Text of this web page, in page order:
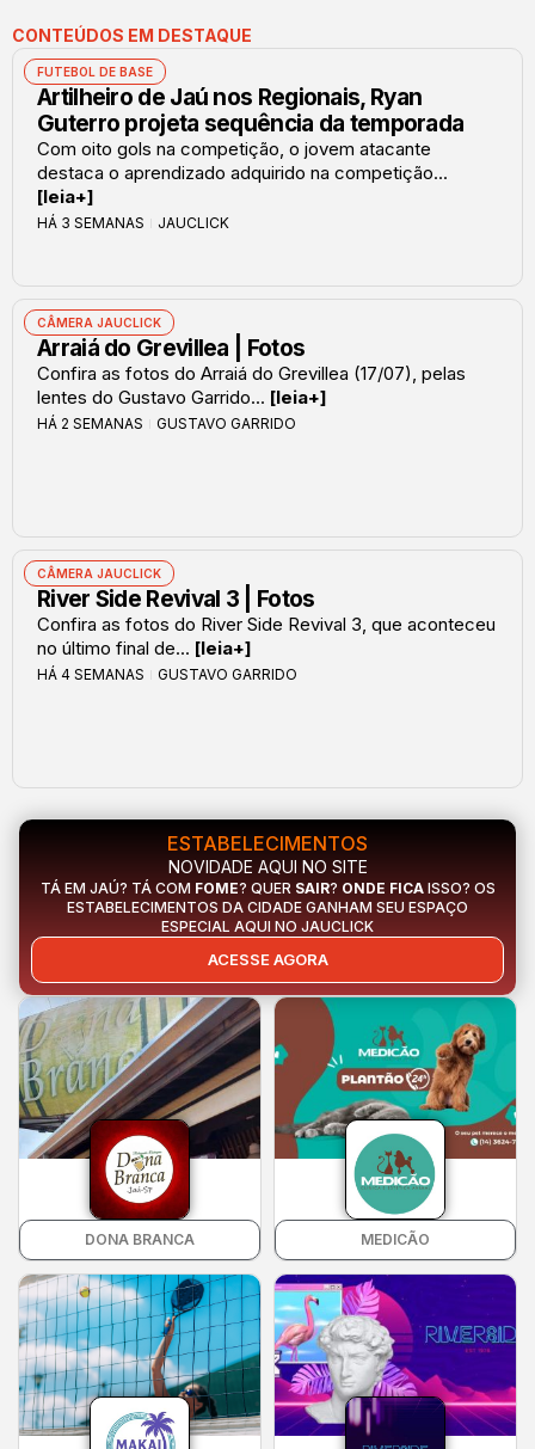
CONTEÚDOS EM DESTAQUE
FUTEBOL DE BASE
Artilheiro de Jaú nos Regionais, Ryan
Guterro projeta sequência da temporada
Com oito gols na competição, o jovem atacante
destaca o aprendizado adquirido na competição...
[leia+]
HÁ 3 SEMANAS JAUCLICK
CÂMERA JAUCLICK
Arraiá do Grevillea | Fotos
Confira as fotos do Arraiá do Grevillea (17/07), pelas
lentes do Gustavo Garrido... [leia+]
HÁ 2 SEMANAS GUSTAVO GARRIDO
CÂMERA JAUCLICK
River Side Revival 3 | Fotos
Confira as fotos do River Side Revival 3, que aconteceu
no último final de... [leia+]
HÁ 4 SEMANAS GUSTAVO GARRIDO
DONA BRANCA MEDICÃO
ESTABELECIMENTOS
NOVIDADE AQUI NO SITE
TÁ EM JAÚ? TÁ COM FOME? QUER SAIR? ONDE FICAISSO? OS
ESTABELECIMENTOS DA CIDADE GANHAM SEU ESPAÇO
ESPECIAL AQUI NO JAUCLICK
ACESSE AGORA